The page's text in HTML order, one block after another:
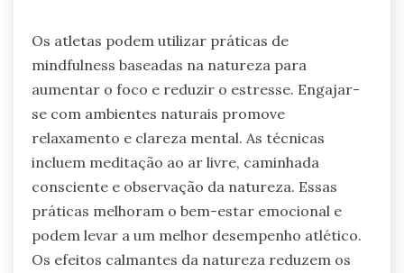
Os atletas podem utilizar práticas de
mindfulness baseadas na natureza para
aumentar o foco e reduzir o estresse. Engajar-
se com ambientes naturais promove
relaxamento e clareza mental. As técnicas
incluem meditação ao ar livre, caminhada
consciente e observação da natureza. Essas
práticas melhoram o bem-estar emocional e
podem levar a um melhor desempenho atlético.
Os efeitos calmantes da natureza reduzem os